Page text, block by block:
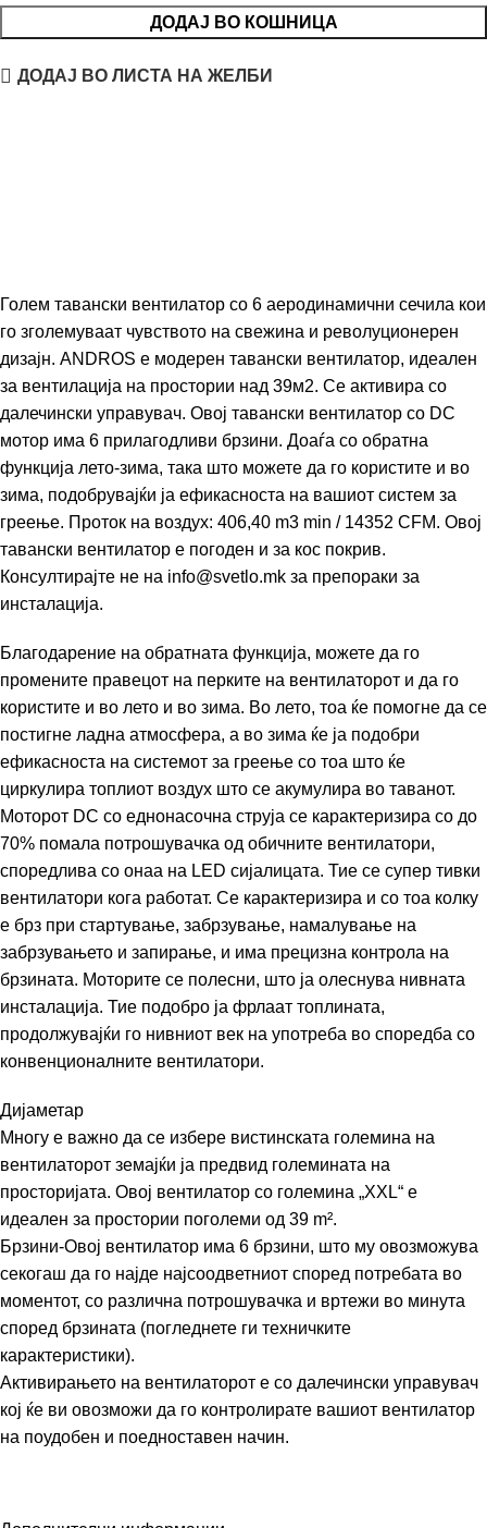
ДОДАЈ ВО КОШНИЦА
ДОДАЈ ВО ЛИСТА НА ЖЕЛБИ
Голем тавански вентилатор со 6 аеродинамични сечила кои
го зголемуваат чувството на свежина и револуционерен
дизајн. ANDROS е модерен тавански вентилатор, идеален
за вентилација на простории над 39м2. Се активира со
далечински управувач. Овој тавански вентилатор со DC
мотор има 6 прилагодливи брзини. Доаѓа со обратна
функција лето-зима, така што можете да го користите и во
зима, подобрувајќи ја ефикасноста на вашиот систем за
греење. Проток на воздух: 406,40 m3 min / 14352 CFM. Овој
тавански вентилатор е погоден и за кос покрив.
Консултирајте не на info@svetlo.mk за препораки за
инсталација.
Благодарение на обратната функција, можете да го
промените правецот на перките на вентилаторот и да го
користите и во лето и во зима. Во лето, тоа ќе помогне да се
постигне ладна атмосфера, а во зима ќе ја подобри
ефикасноста на системот за греење со тоа што ќе
циркулира топлиот воздух што се акумулира во таванот.
Моторот DC со еднонасочна струја се карактеризира со до
70% помала потрошувачка од обичните вентилатори,
споредлива со онаа на LED сијалицата. Тие се супер тивки
вентилатори кога работат. Се карактеризира и со тоа колку
е брз при стартување, забрзување, намалување на
забрзувањето и запирање, и има прецизна контрола на
брзината. Моторите се полесни, што ја олеснува нивната
инсталација. Тие подобро ја фрлаат топлината,
продолжувајќи го нивниот век на употреба во споредба со
конвенционалните вентилатори.
Дијаметар
Многу е важно да се избере вистинската големина на
вентилаторот земајќи ја предвид големината на
просторијата. Овој вентилатор со големина „XXL“ е
идеален за простории поголеми од 39 m².
Брзини-Овој вентилатор има 6 брзини, што му овозможува
секогаш да го најде најсоодветниот според потребата во
моментот, со различна потрошувачка и вртежи во минута
според брзината (погледнете ги техничките
карактеристики).
Активирањето на вентилаторот е со далечински управувач
кој ќе ви овозможи да го контролирате вашиот вентилатор
на поудобен и поедноставен начин.